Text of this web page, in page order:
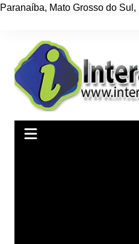
Paranaíba, Mato Grosso do Sul ,
conteúdo